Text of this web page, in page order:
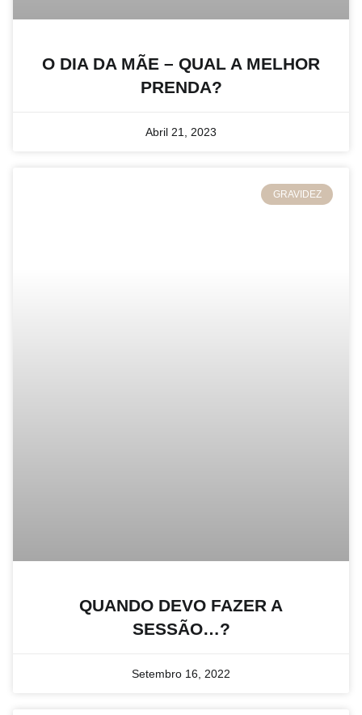
O DIA DA MÃE – QUAL A MELHOR
PRENDA?
Abril 21, 2023
GRAVIDEZ
QUANDO DEVO FAZER A
SESSÃO…?
Setembro 16, 2022